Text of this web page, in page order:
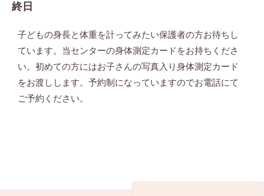
終日
子どもの身長と体重を計ってみたい保護者の方お待ちし
ています。当センターの身体測定カードをお持ちくださ
い。初めての方にはお子さんの写真入り身体測定カード
をお渡しします。予約制になっていますのでお電話にて
ご予約ください。